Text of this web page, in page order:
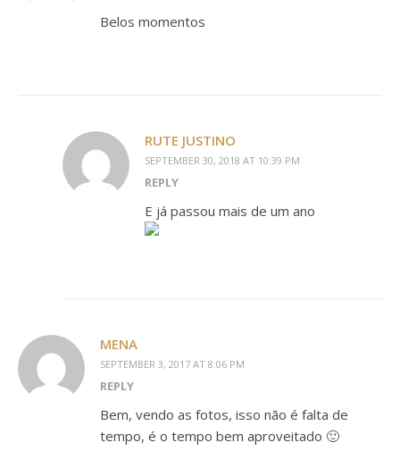
Belos momentos
RUTE JUSTINO
SEPTEMBER 30, 2018 AT 10:39 PM
REPLY
E já passou mais de um ano
MENA
SEPTEMBER 3, 2017 AT 8:06 PM
REPLY
Bem, vendo as fotos, isso não é falta de
tempo, é o tempo bem aproveitado 🙂